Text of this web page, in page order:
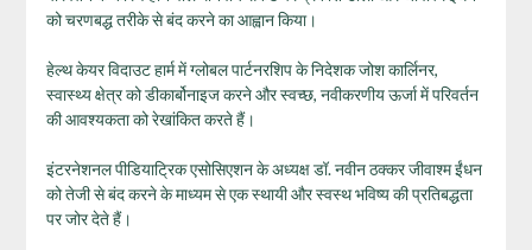
को चरणबद्ध तरीके से बंद करने का आह्वान किया।
हेल्थ केयर विदाउट हार्म में ग्लोबल पार्टनरशिप के निदेशक जोश कार्लिनर,
स्वास्थ्य क्षेत्र को डीकार्बोनाइज करने और स्वच्छ, नवीकरणीय ऊर्जा में परिवर्तन
की आवश्यकता को रेखांकित करते हैं।
इंटरनेशनल पीडियाट्रिक एसोसिएशन के अध्यक्ष डॉ. नवीन ठक्कर जीवाश्म ईंधन
को तेजी से बंद करने के माध्यम से एक स्थायी और स्वस्थ भविष्य की प्रतिबद्धता
पर जोर देते हैं।